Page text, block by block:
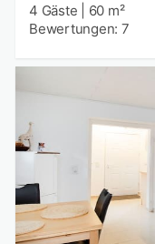
4 Gäste
60 m²
Bewertungen: 7